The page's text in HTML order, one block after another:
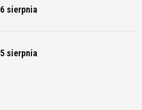
6 sierpnia
5 sierpnia